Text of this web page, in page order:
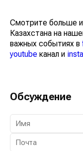
Смотрите больше
Казахстана на
важных событиях
youtube канал и
Обсуждение